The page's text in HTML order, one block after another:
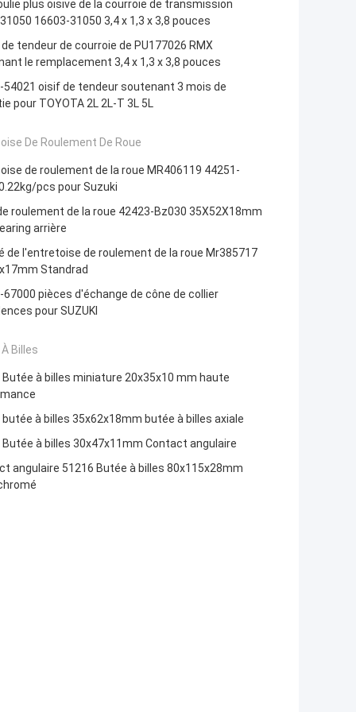
plus oisive de la courroie de transmission
16603-31050 3,4 x 1,3 x 3,8 pouces
tendeur de courroie de PU177026 RMX
le remplacement 3,4 x 1,3 x 3,8 pouces
54021 oisif de tendeur soutenant 3 mois de
pour TOYOTA 2L 2L-T 3L 5L
De Roulement De Roue
de roulement de la roue MR406119 44251-
pcs pour Suzuki
roulement de la roue 42423-Bz030 35X52X18mm
arrière
de l'entretoise de roulement de la roue Mr385717
Standrad
67000 pièces d'échange de cône de collier
pour SUZUKI
Billes
Butée à billes miniature 20x35x10 mm haute
à billes 35x62x18mm butée à billes axiale
Butée à billes 30x47x11mm Contact angulaire
angulaire 51216 Butée à billes 80x115x28mm